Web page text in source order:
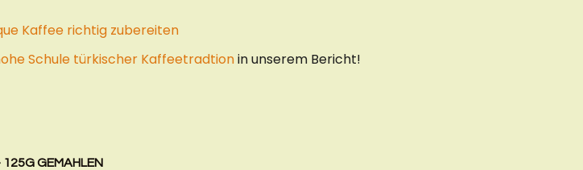
Kaffee richtig zubereiten
Schule türkischer Kaffeetradtionin unserem Bericht!
125G GEMAHLEN